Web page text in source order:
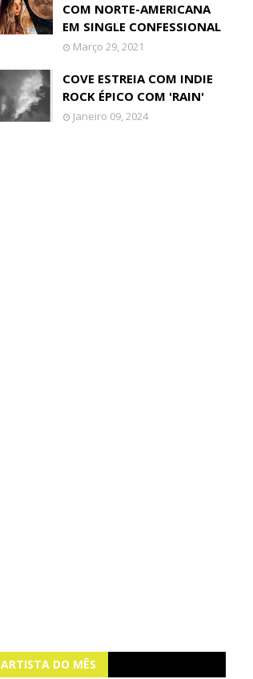
COM NORTE-AMERICANA
EM SINGLE CONFESSIONAL
Março 29, 2021
COVE ESTREIA COM INDIE
ROCK ÉPICO COM 'RAIN'
Janeiro 09, 2024
ARTISTA DO MÊS